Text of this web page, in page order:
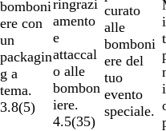
bomboni
ere con
un
packagin
g a
tema.
3.8(5)
ringrazi
amento
e
attaccal
o alle
bombon
iere.
4.5(35)
curato
alle
bomboni
ere del
tuo
evento
speciale.